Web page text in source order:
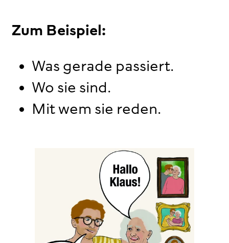
Zum Beispiel:
Was gerade passiert.
Wo sie sind.
Mit wem sie reden.